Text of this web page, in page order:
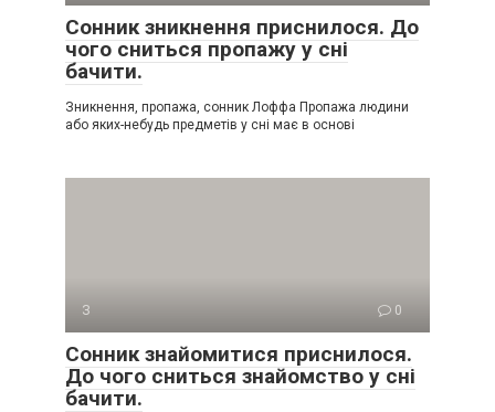
Сонник зникнення приснилося. До
чого сниться пропажу у сні
бачити.
Зникнення, пропажа, сонник Лоффа Пропажа людини
або яких-небудь предметів у сні має в основі
З 0
Сонник знайомитися приснилося.
До чого сниться знайомство у сні
бачити.